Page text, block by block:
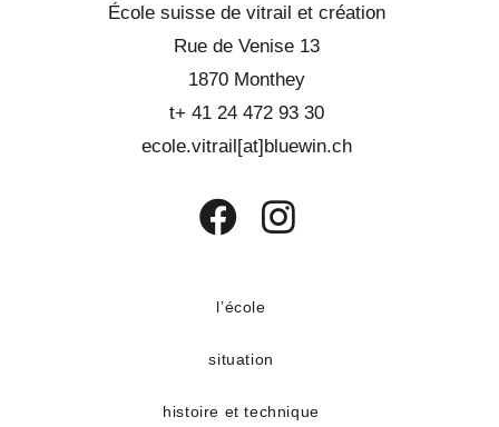
École suisse de vitrail et création
Rue de Venise 13
1870 Monthey
t+ 41 24 472 93 30
ecole.vitrail[at]bluewin.ch
un
onglet
l’école
situation
histoire et technique